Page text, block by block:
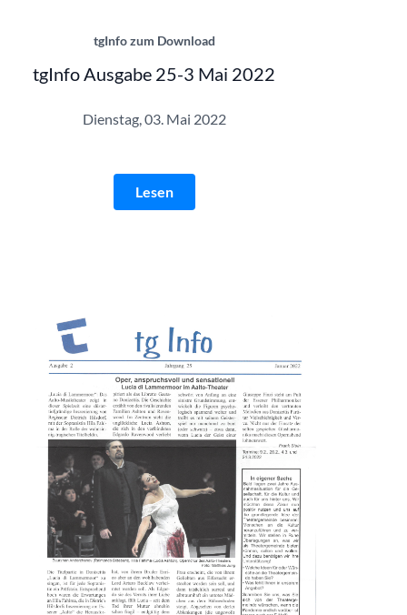
tgInfo zum Download
tgInfo Ausgabe 25-3 Mai 2022
Dienstag, 03. Mai 2022
Lesen